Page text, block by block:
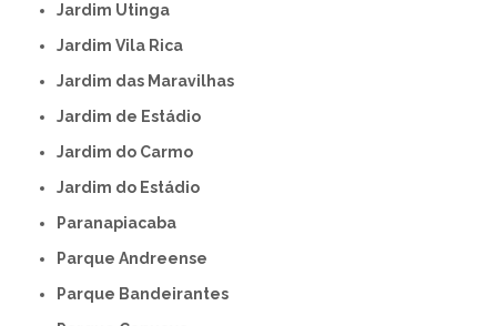
Jardim Utinga
Jardim Vila Rica
Jardim das Maravilhas
Jardim de Estádio
Jardim do Carmo
Jardim do Estádio
Paranapiacaba
Parque Andreense
Parque Bandeirantes